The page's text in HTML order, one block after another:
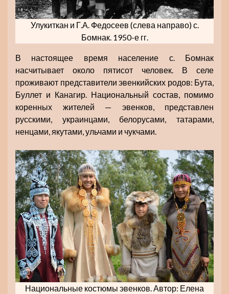
Улукиткан и Г.А. Федосеев (слева направо) с.
Бомнак. 1950-е гг.
В настоящее время население с. Бомнак
насчитывает около пятисот человек. В селе
проживают представители эвенкийских родов: Бута,
Буллет и Канагир. Национальный состав, помимо
коренных жителей — эвенков, представлен
русскими, украинцами, белорусами, татарами,
ненцами, якутами, ульчами и чукчами.
Национальные костюмы эвенков. Автор: Елена